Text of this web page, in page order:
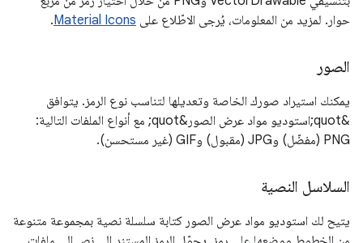
حوار. لمزيد من المعلومات، يُرجى الاطّلاع على Material Icons
.
الصور
يمكنك استيراد صورك الخاصة وتعديلها لتناسب نوع الرمز. يتوافق
&quot;استوديو مواد عرض الصور&quot; مع أنواع الملفات التالية:
PNG (مفضّل) وJPG (مقبول) وGIF (غير مستحسن).
السلاسل النصية
يتيح لك استوديو مواد عرض الصور كتابة سلسلة نصية بمجموعة متنوعة